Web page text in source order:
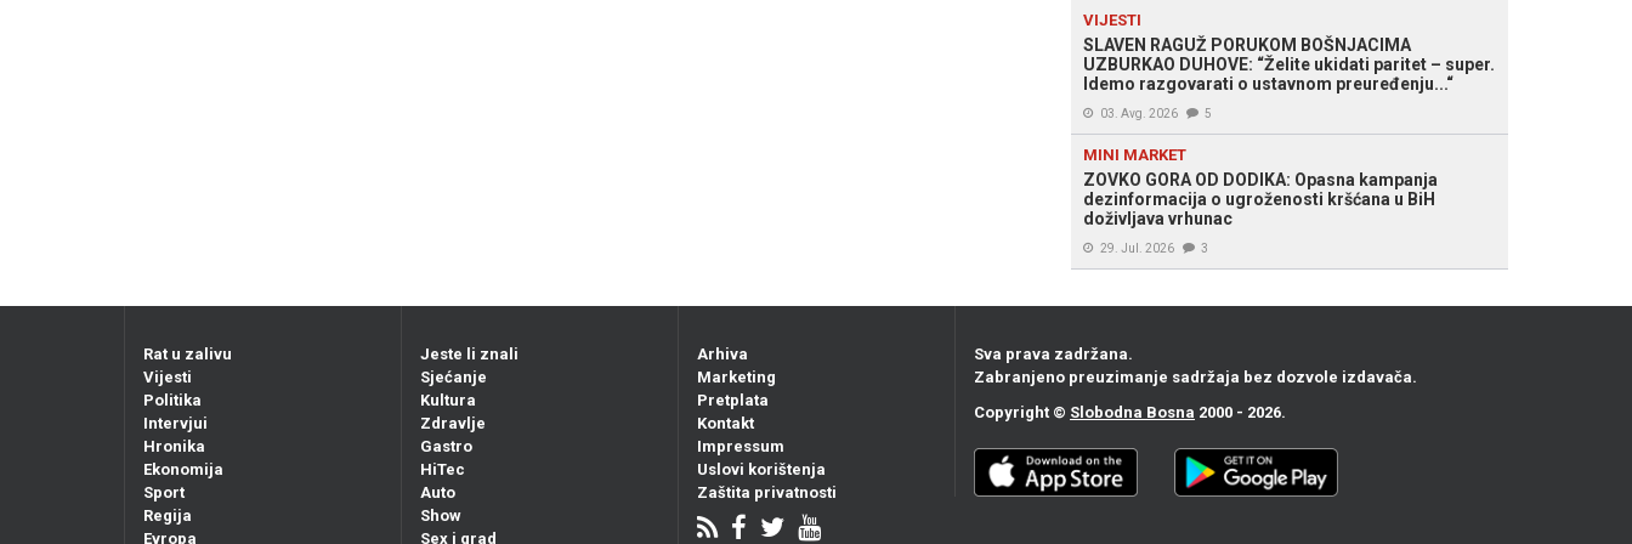
VIJESTI
SLAVEN RAGUŽ PORUKOM BOŠNJACIMA
UZBURKAO DUHOVE: “Želite ukidati paritet – super.
Idemo razgovarati o ustavnom preuređenju...“
03. Avg. 2026 5
MINI MARKET
ZOVKO GORA OD DODIKA: Opasna kampanja
dezinformacija o ugroženosti kršćana u BiH
doživljava vrhunac
29. Jul. 2026 3
Rat u zalivu
Vijesti
Politika
Intervjui
Hronika
Ekonomija
Sport
Regija
Evropa
Jeste li znali
Sjećanje
Kultura
Zdravlje
Gastro
HiTec
Auto
Show
Sex i grad
Arhiva
Marketing
Pretplata
Kontakt
Impressum
Uslovi korištenja
Zaštita privatnosti
Sva prava zadržana.
Zabranjeno preuzimanje sadržaja bez dozvole izdavača.
Copyright © Slobodna Bosna 2000 - 2026.